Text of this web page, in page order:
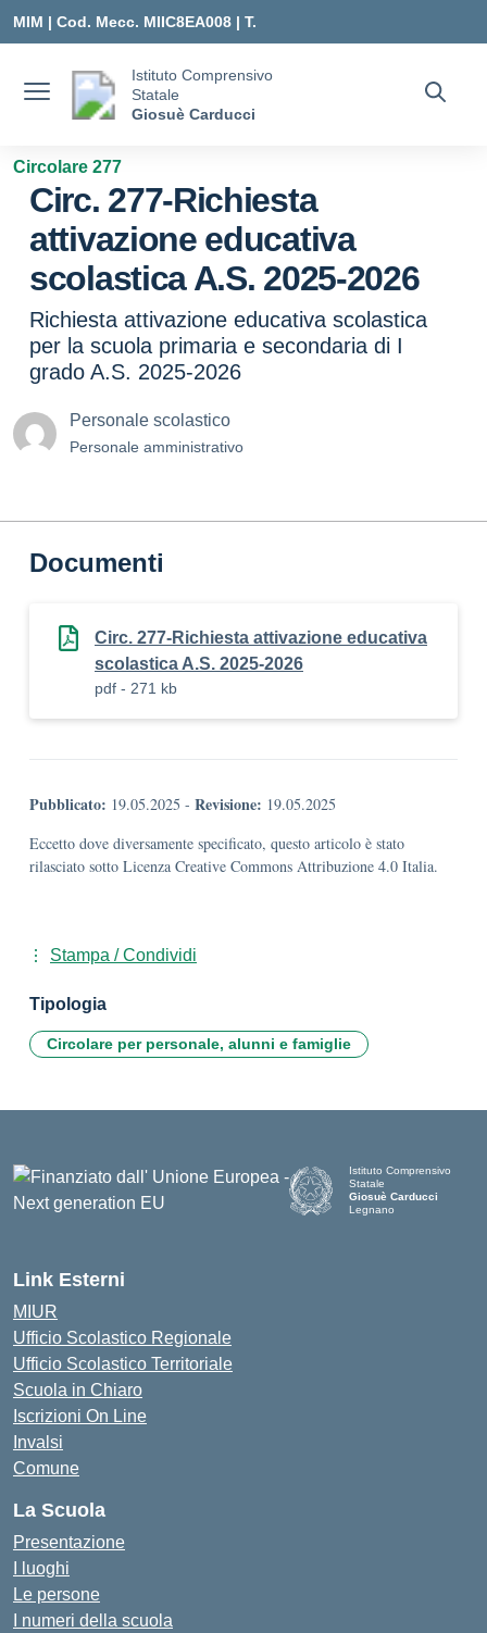
MIM | Cod. Mecc. MIIC8EA008 | T.
MIIC8EA008@ISTRUZIONE.IT
Istituto Comprensivo
Statale
Giosuè Carducci
Circolare 277
Circ. 277-Richiesta
attivazione educativa
scolastica A.S. 2025-2026
Richiesta attivazione educativa scolastica
per la scuola primaria e secondaria di I
grado A.S. 2025-2026
Personale scolastico
Personale amministrativo
Documenti
Circ. 277-Richiesta attivazione educativa
scolastica A.S. 2025-2026
pdf - 271 kb
Pubblicato: 19.05.2025 - Revisione: 19.05.2025
Eccetto dove diversamente specificato, questo articolo è stato
rilasciato sotto Licenza Creative Commons Attribuzione 4.0 Italia.
Stampa / Condividi
Tipologia
Circolare per personale, alunni e famiglie
Istituto Comprensivo
Statale
Giosuè Carducci
Legnano
Link Esterni
MIUR
Ufficio Scolastico Regionale
Ufficio Scolastico Territoriale
Scuola in Chiaro
Iscrizioni On Line
Invalsi
Comune
La Scuola
Presentazione
I luoghi
Le persone
I numeri della scuola